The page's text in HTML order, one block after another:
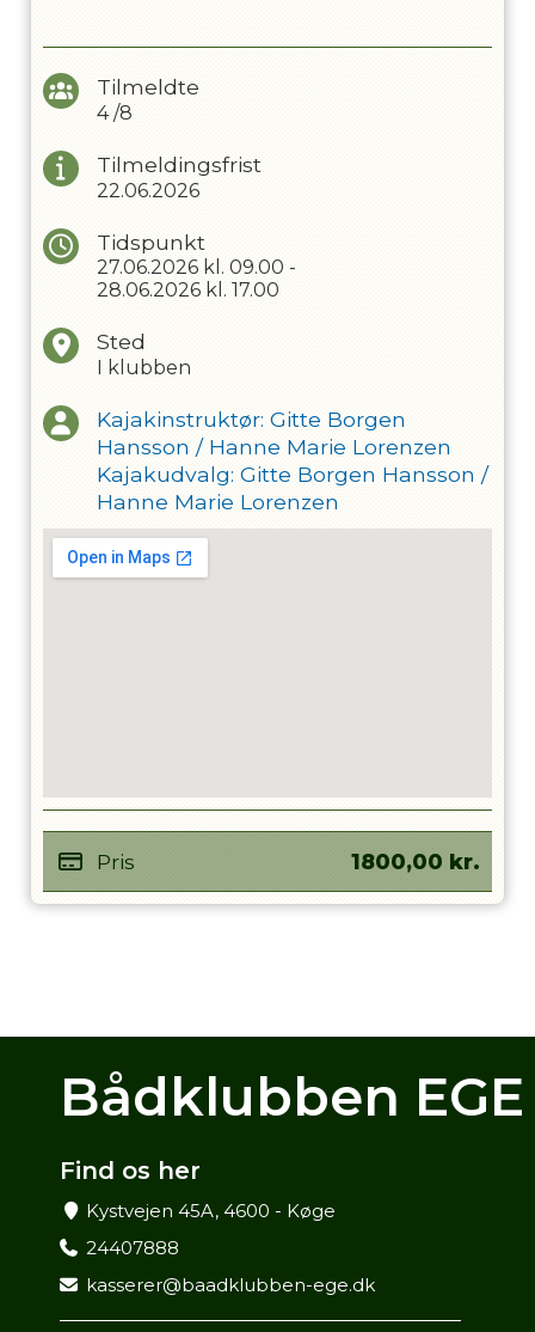
Tilmeldte
4/8
Tilmeldingsfrist
22.06.2026
Tidspunkt
27.06.2026 kl. 09.00 -
28.06.2026 kl. 17.00
Sted
I klubben
Kajakinstruktør: Gitte Borgen
Hansson / Hanne Marie Lorenzen
Kajakudvalg: Gitte Borgen Hansson /
Hanne Marie Lorenzen
Pris 1800,00 kr.
Bådklubben EGE
Find os her
Kystvejen 45A, 4600 - Køge
24407888
kasserer@baadklubben-ege.dk